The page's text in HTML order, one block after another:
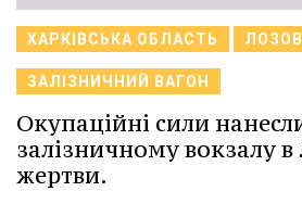
ХАРКІВСЬКА ОБЛАСТЬ
ЗАЛІЗНИЧНИЙ ВАГОН
Окупаційні сили
залізничному вокзалу в
жертви.